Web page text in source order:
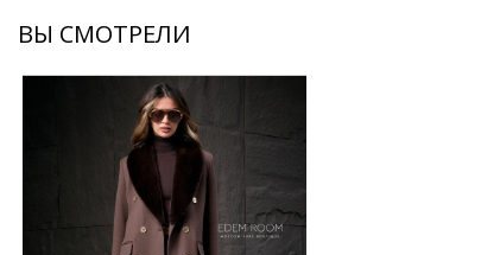
ВЫ СМОТРЕЛИ